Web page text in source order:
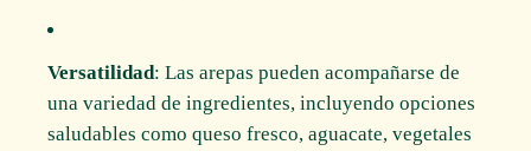
Versatilidad: Las arepas pueden acompañarse de
una variedad de ingredientes, incluyendo opciones
saludables como queso fresco, aguacate, vegetales